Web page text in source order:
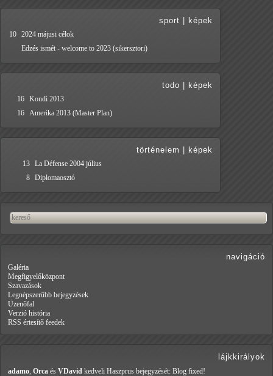
sport képek
10 2024 májusi célok
Edzés ismét - welcome to 2023 (sikersztori)
todo képek
16 Kondi 2013
16 Amerika 2013 (Master Plan)
történelem képek
13 La Défense 2004 július
8 Diplomaosztó
navigáció
Galéria
Megfigyelőközpont
Szavazások
Legnépszerűbb bejegyzések
Üzenőfal
Verzió história
RSS értesítő feedek
lájkkirályok
adamo, Orca és VDavid kedveli Haszprus bejegyzését: Blog fixed!